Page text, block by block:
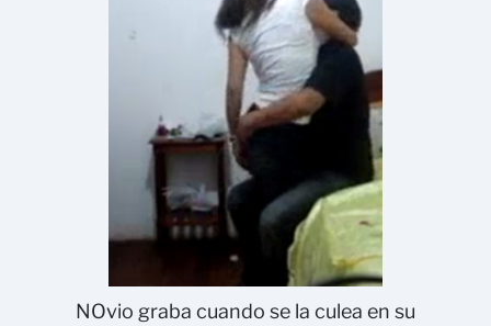
NOvio graba cuando se la culea en su